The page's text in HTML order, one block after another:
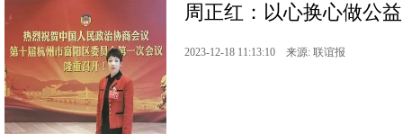
周正红：以心换心做公益
2023-12-18 11:13:10 来源: 联谊报